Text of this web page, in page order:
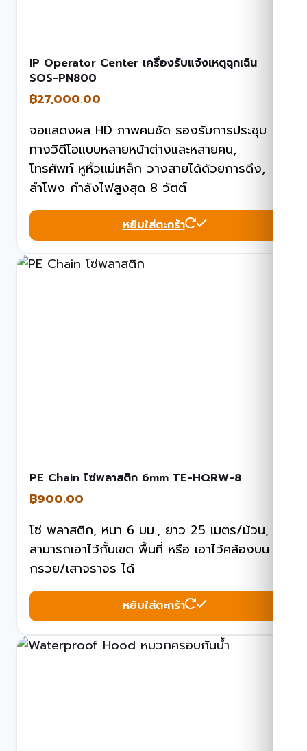
IP Operator Center เครื่องรับแจ้งเหตุฉุกเฉิน
SOS-PN800
฿27,000.00
จอแสดงผล HD ภาพคมชัด รองรับการประชุม
ทางวิดีโอแบบหลายหน้าต่างและหลายคน,
โทรศัพท์ หูหิ้วแม่เหล็ก วางสายได้ด้วยการดึง,
ลำโพง กำลังไฟสูงสุด 8 วัตต์
หยิบใส่ตะกร้า
PE Chain โซ่พลาสติก 6mm TE-HQRW-8
฿900.00
โซ่ พลาสติก, หนา 6 มม., ยาว 25 เมตร/ม้วน,
สามารถเอาไว้กั้นเขต พื้นที่ หรือ เอาไว้คล้องบน
กรวย/เสาจราจร ได้
หยิบใส่ตะกร้า